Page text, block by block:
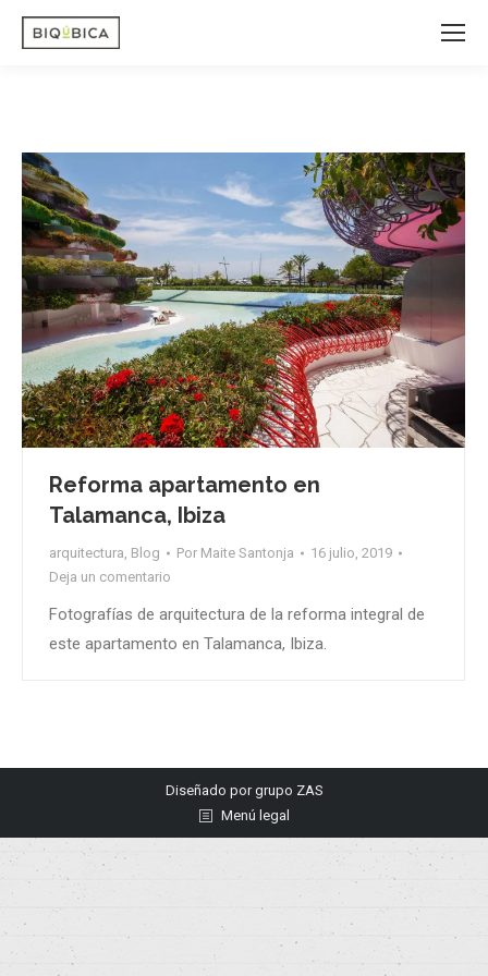
Reforma apartamento en
Talamanca, Ibiza
arquitectura, Blog Por Maite Santonja
16 julio, 2019
Deja un comentario
Fotografías de arquitectura de la reforma integral de
este apartamento en Talamanca, Ibiza.
Diseñado porgrupo ZAS
Menú legal